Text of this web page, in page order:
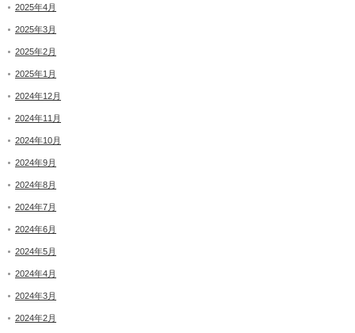
2025年4月
2025年3月
2025年2月
2025年1月
2024年12月
2024年11月
2024年10月
2024年9月
2024年8月
2024年7月
2024年6月
2024年5月
2024年4月
2024年3月
2024年2月